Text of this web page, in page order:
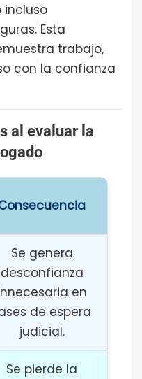
incluso
Esta
trabajo,
con la confianza
al evaluar la
Se genera
desconfianza
en
de espera
judicial.
Se pierde la